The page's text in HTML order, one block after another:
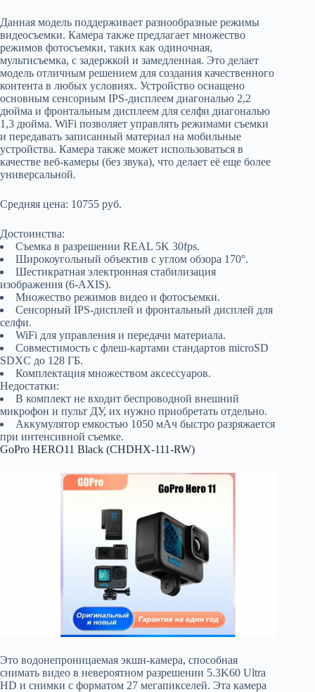
Данная модель поддерживает разнообразные режимы
видеосъемки. Камера также предлагает множество
режимов фотосъемки, таких как одиночная,
мультисъемка, с задержкой и замедленная. Это делает
модель отличным решением для создания качественного
контента в любых условиях. Устройство оснащено
основным сенсорным IPS-дисплеем диагональю 2,2
дюйма и фронтальным дисплеем для селфи диагональю
1,3 дюйма. WiFi позволяет управлять режимами съемки
и передавать записанный материал на мобильные
устройства. Камера также может использоваться в
качестве веб-камеры (без звука), что делает её еще более
универсальной.
Средняя цена: 10755 руб.
Достоинства:
Съемка в разрешении REAL 5K 30fps.
Широкоугольный объектив с углом обзора 170°.
Шестикратная электронная стабилизация
изображения (6-AXIS).
Множество режимов видео и фотосъемки.
Сенсорный IPS-дисплей и фронтальный дисплей для
селфи.
WiFi для управления и передачи материала.
Совместимость с флеш-картами стандартов microSD
SDXC до 128 ГБ.
Комплектация множеством аксессуаров.
Недостатки:
В комплект не входит беспроводной внешний
микрофон и пульт ДУ, их нужно приобретать отдельно.
Аккумулятор емкостью 1050 мАч быстро разряжается
при интенсивной съемке.
GoPro HERO11 Black (CHDHX-111-RW)
Это водонепроницаемая экшн-камера, способная
снимать видео в невероятном разрешении 5.3K60 Ultra
HD и снимки с форматом 27 мегапикселей. Эта камера